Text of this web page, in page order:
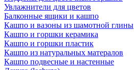
Увлажнители для цветов
Балконные ящики и кашпо
Кашпо и вазоны из шамотной глины
Кашпо и горшки керамика
Кашпо и горшки пластик
Кашпо из натуральных матералов
Кашпо подвесные и настенные